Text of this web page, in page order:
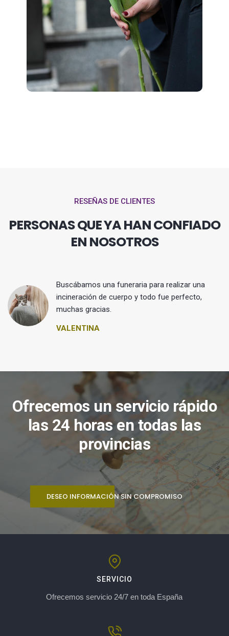
RESEÑAS DE CLIENTES
PERSONAS QUE YA HAN CONFIADO
EN NOSOTROS
Buscábamos una funeraria para realizar una
incineración de cuerpo y todo fue perfecto,
muchas gracias.
VALENTINA
Ofrecemos un servicio rápido
las 24 horas en todas las
provincias
DESEO INFORMACIÓN SIN COMPROMISO
SERVICIO
Ofrecemos servicio 24/7 en toda España